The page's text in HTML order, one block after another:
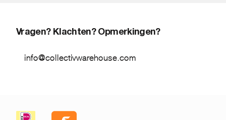
Vragen? Klachten? Opmerkingen?
info@collectivwarehouse.com